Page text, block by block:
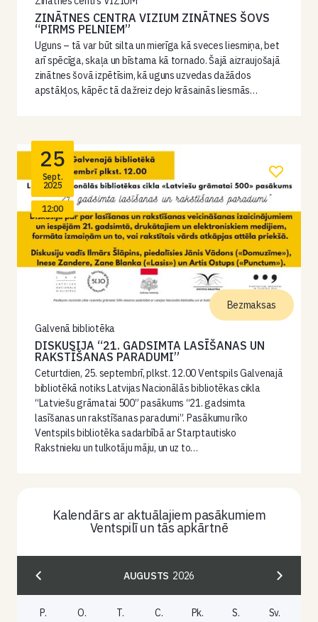
ZINĀTNES CENTRA VIZIUM ZINĀTNES ŠOVS
“PIRMS PELNIEM”
Uguns – tā var būt silta un mierīga kā sveces liesmiņa, bet
arī spēcīga, skaļa un bīstama kā tornado. Šajā aizraujošajā
zinātnes šovā izpētīsim, kā uguns uzvedas dažādos
apstākļos, kāpēc tā dažreiz dejo krāsainās liesmās…
25
Sept.
2025
12:00
Galvenā bibliotēka
DISKUSIJA “21. GADSIMTA LASĪŠANAS UN
RAKSTĪŠANAS PARADUMI”
Ceturtdien, 25. septembrī, plkst. 12.00 Ventspils Galvenajā
bibliotēkā notiks Latvijas Nacionālās bibliotēkas cikla
“Latviešu grāmatai 500” pasākums “21. gadsimta
lasīšanas un rakstīšanas paradumi”. Pasākumu rīko
Ventspils bibliotēka sadarbībā ar Starptautisko
Rakstnieku un tulkotāju māju, un uz to…
Bezmaksas
Kalendārs ar aktuālajiem pasākumiem
Ventspilī un tās apkārtnē
AUGUSTS 2026
P. O. T. C. Pk. S. Sv.